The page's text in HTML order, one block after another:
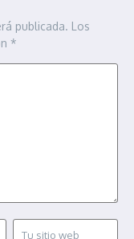
publicada. Los
*